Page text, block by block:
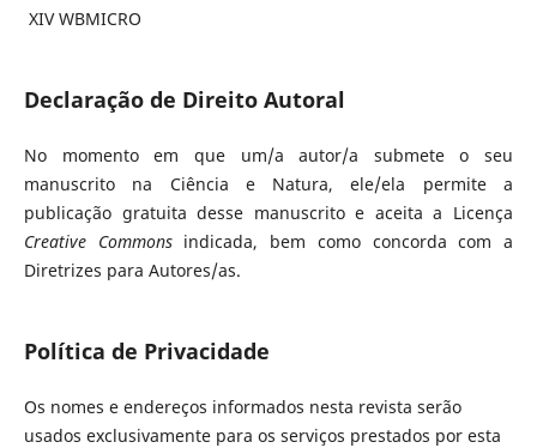
XIV WBMICRO
Declaração de Direito Autoral
No momento em que um/a autor/a submete o seu
manuscrito na Ciência e Natura, ele/ela permite a
publicação gratuita desse manuscrito e aceita a Licença
Creative Commonsindicada, bem como concorda com a
Diretrizes para Autores/as.
Política de Privacidade
Os nomes e endereços informados nesta revista serão
usados exclusivamente para os serviços prestados por esta